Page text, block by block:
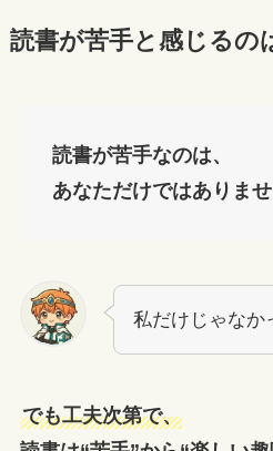
読書が苦手と感じるの
読書が苦手なのは、
あなただけではありませ
私だけじゃなか
でも工夫次第で、